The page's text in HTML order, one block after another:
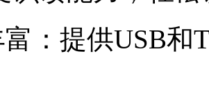
：提供USB和